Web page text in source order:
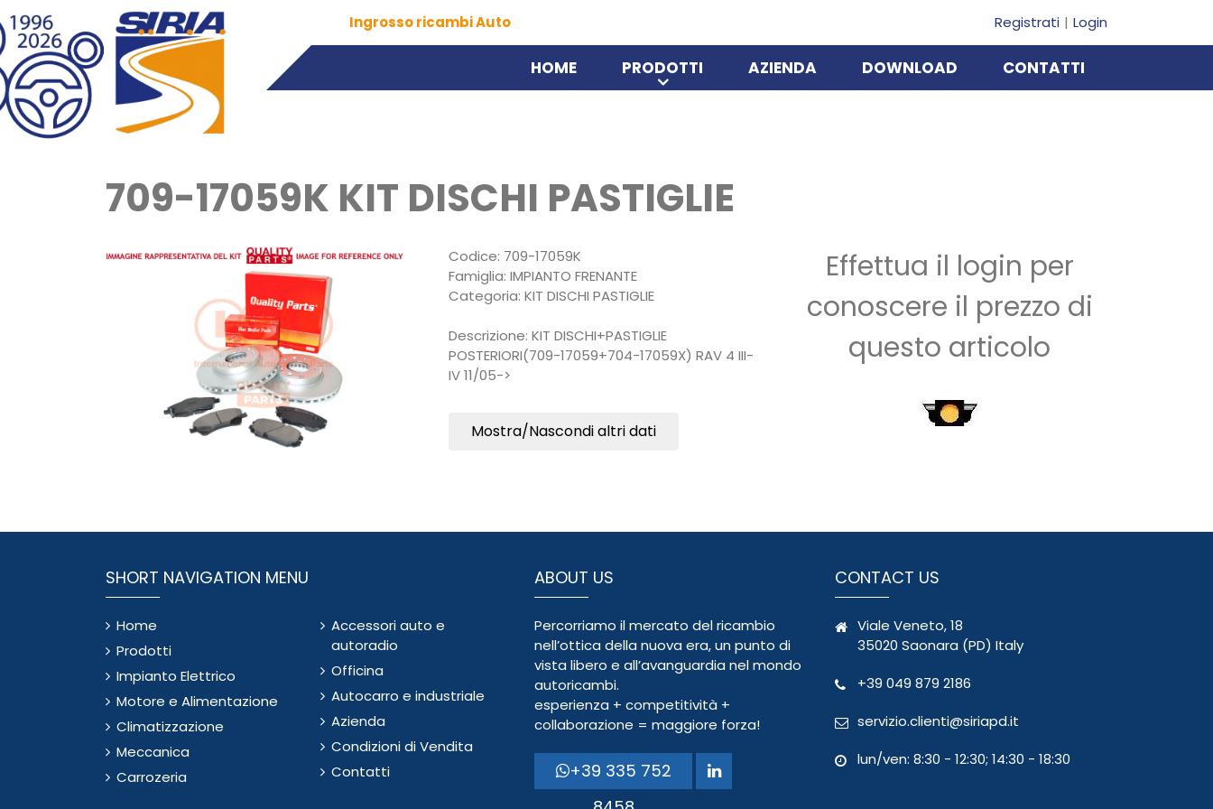
Ingrosso ricambi Auto Registrati Login
HOME PRODOTTI AZIENDA DOWNLOAD CONTATTI
709-17059K KIT DISCHI PASTIGLIE
Codice: 709-17059K
Famiglia: IMPIANTO FRENANTE
Categoria: KIT DISCHI PASTIGLIE
Descrizione: KIT DISCHI+PASTIGLIE
POSTERIORI(709-17059+704-17059X) RAV 4 III-
IV 11/05->
Mostra/Nascondi altri dati
Effettua il login per
conoscere il prezzo di
questo articolo
SHORT NAVIGATION MENU
Home
Prodotti
Impianto Elettrico
Motore e Alimentazione
Climatizzazione
Meccanica
Carrozeria
Accessori auto e
autoradio
Officina
Autocarro e industriale
Azienda
Condizioni di Vendita
Contatti
ABOUT US
Percorriamo il mercato del ricambio
nell’ottica della nuova era, un punto di
vista libero e all’avanguardia nel mondo
autoricambi.
esperienza + competitività +
collaborazione = maggiore forza!
+39 335 752
CONTACT US
Viale Veneto, 18
35020 Saonara (PD) Italy
+39 049 879 2186
servizio.clienti@siriapd.it
lun/ven: 8:30 - 12:30; 14:30 - 18:30